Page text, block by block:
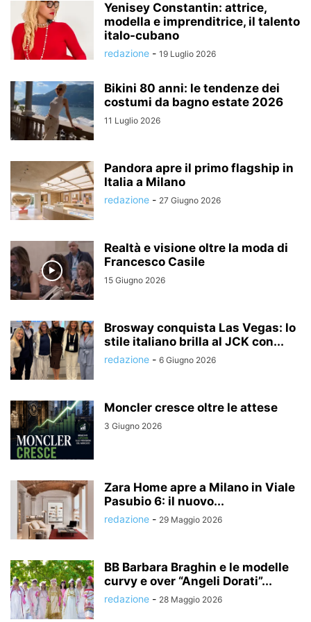
Yenisey Constantin: attrice,
modella e imprenditrice, il talento
italo-cubano
redazione - 19 Luglio 2026
Bikini 80 anni: le tendenze dei
costumi da bagno estate 2026
11 Luglio 2026
Pandora apre il primo flagship in
Italia a Milano
redazione - 27 Giugno 2026
Realtà e visione oltre la moda di
Francesco Casile
15 Giugno 2026
Brosway conquista Las Vegas: lo
stile italiano brilla al JCK con...
redazione - 6 Giugno 2026
Moncler cresce oltre le attese
3 Giugno 2026
Zara Home apre a Milano in Viale
Pasubio 6: il nuovo...
redazione - 29 Maggio 2026
BB Barbara Braghin e le modelle
curvy e over “Angeli Dorati”...
redazione - 28 Maggio 2026